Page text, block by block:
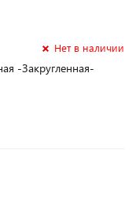
Нет в наличии
-Закругленная-